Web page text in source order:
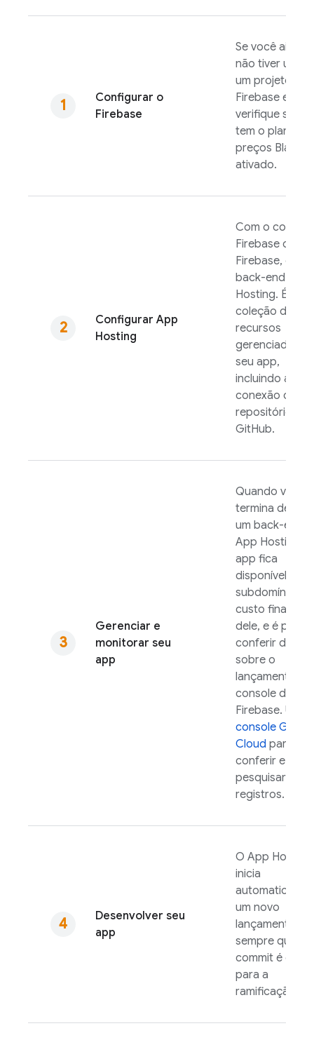
Configurar o
Firebase
Se você ainda
não tiver um,
um projeto do
Firebase e
verifique se ele
tem o plano de
preços Blaze
ativado.
Configurar App
Hosting
Com o console
Firebase ou a
Firebase, crie
back-end
Hosting. É a
coleção de
recursos
gerenciados
seu app,
incluindo a
conexão com
repositório do
GitHub.
Gerenciar e
monitorar seu
app
Quando você
termina de
um back-end
App Hosting
app fica
disponível no
subdomínio
custo
dele, e é
conferir
sobre o
lançamento no
console do
Firebase. Use o
console
Cloud para
conferir e
pesquisar seus
registros.
Desenvolver seu
app
O App Hosting
inicia
um novo
lançamento
sempre que um
commit é
para a
ramificação